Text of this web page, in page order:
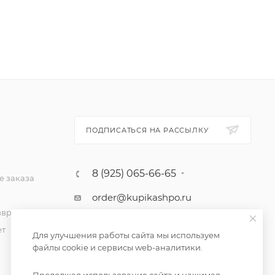
заказа
ПОДПИСАТЬСЯ НА РАССЫЛКУ
8 (925) 065-66-65
order@kupikashpo.ru
Для улучшения работы сайта мы используем
файлы cookie и сервисы web-аналитики.